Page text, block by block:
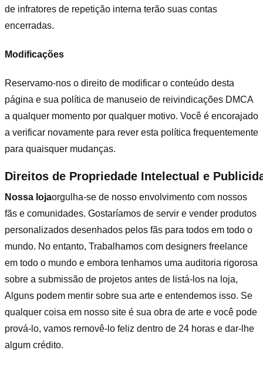
de infratores de repetição interna terão suas contas
encerradas.
Modificações
Reservamo-nos o direito de modificar o conteúdo desta
página e sua política de manuseio de reivindicações DMCA
a qualquer momento por qualquer motivo. Você é encorajado
a verificar novamente para rever esta política frequentemente
para quaisquer mudanças.
Direitos de Propriedade Intelectual e
Nossa lojaorgulha-se de nosso envolvimento com nossos
fãs e comunidades. Gostaríamos de servir e vender produtos
personalizados desenhados pelos fãs para todos em todo o
mundo. No entanto, Trabalhamos com designers freelance
em todo o mundo e embora tenhamos uma auditoria rigorosa
sobre a submissão de projetos antes de listá-los na loja,
Alguns podem mentir sobre sua arte e entendemos isso. Se
qualquer coisa em nosso site é sua obra de arte e você pode
prová-lo, vamos removê-lo feliz dentro de 24 horas e dar-lhe
algum crédito.